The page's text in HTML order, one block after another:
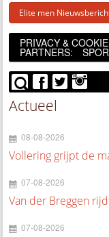
Elite men
PRIVACY &
PARTNERS:
Actueel
08-08-2026
Vollering grijpt de
07-08-2026
Van der Breggen
07-08-2026